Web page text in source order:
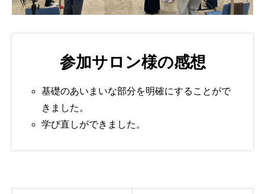
参加サロン様の感想
基礎のあいまいな部分を明確にすることがで
きました。
学び直しができました。